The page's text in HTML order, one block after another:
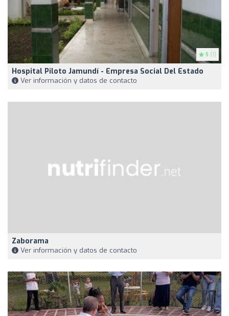
5 (1)
Hospital Piloto Jamundí - Empresa Social Del Estado
Ver información y datos de contacto
Zaborama
Ver información y datos de contacto